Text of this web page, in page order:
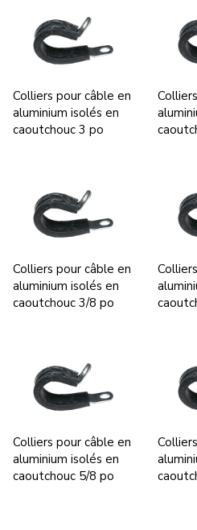
Colliers pour câble en
aluminium isolés en
caoutchouc 3 po
Colliers pour câble en
aluminium isolés en
caoutchouc 3/8 po
Colliers pour câble en
aluminium isolés en
caoutchouc 5/8 po